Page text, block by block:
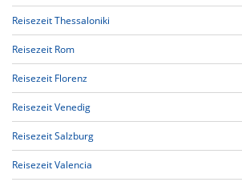
Reisezeit Thessaloniki
Reisezeit Rom
Reisezeit Florenz
Reisezeit Venedig
Reisezeit Salzburg
Reisezeit Valencia